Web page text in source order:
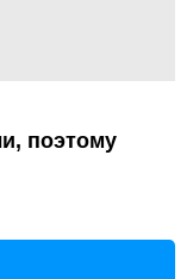
поэтому